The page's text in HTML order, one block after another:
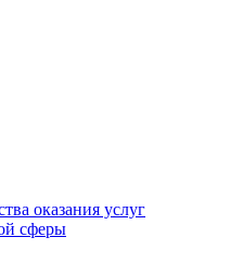
оказания услуг
сферы